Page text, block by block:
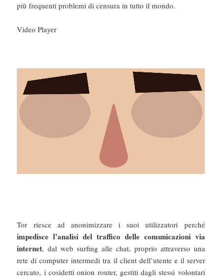
più frequenti problemi di censura in tutto il mondo.
Video Player
Tor riesce ad anonimizzare i suoi utilizzatori perché
impedisce l’analisi del traffico delle comunicazioni via
internet, dal web surfing alle chat, proprio attraverso una
rete di computer intermedi tra il client dell’utente e il server
cercato, i cosidetti onion router, gestiti dagli stessi volontari